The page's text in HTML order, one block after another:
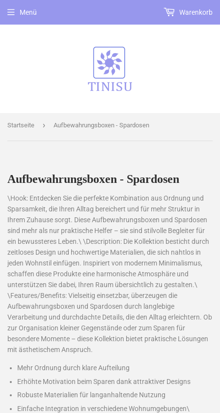
Menü Warenkorb
Startseite › Aufbewahrungsboxen - Spardosen
Aufbewahrungsboxen - Spardosen
\Hook: Entdecken Sie die perfekte Kombination aus Ordnung und
Sparsamkeit, die Ihren Alltag bereichert und für mehr Struktur in
Ihrem Zuhause sorgt. Diese Aufbewahrungsboxen und Spardosen
sind mehr als nur praktische Helfer – sie sind stilvolle Begleiter für
ein bewussteres Leben.\ \Description: Die Kollektion besticht durch
zeitloses Design und hochwertige Materialien, die sich nahtlos in
jeden Wohnstil einfügen. Inspiriert von modernem Minimalismus,
schaffen diese Produkte eine harmonische Atmosphäre und
unterstützen Sie dabei, Ihren Raum übersichtlich zu gestalten.\
\Features/Benefits: Vielseitig einsetzbar, überzeugen die
Aufbewahrungsboxen und Spardosen durch langlebige
Verarbeitung und durchdachte Details, die den Alltag erleichtern. Ob
zur Organisation kleiner Gegenstände oder zum Sparen für
besondere Momente – diese Kollektion bietet praktische Lösungen
mit ästhetischem Anspruch.
Mehr Ordnung durch klare Aufteilung
Erhöhte Motivation beim Sparen dank attraktiver Designs
Robuste Materialien für langanhaltende Nutzung
Einfache Integration in verschiedene Wohnumgebungen\